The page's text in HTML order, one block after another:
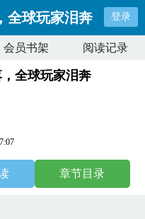
全球玩家泪奔 登录
会员书架 阅读记录
全球玩家泪奔
章节目录